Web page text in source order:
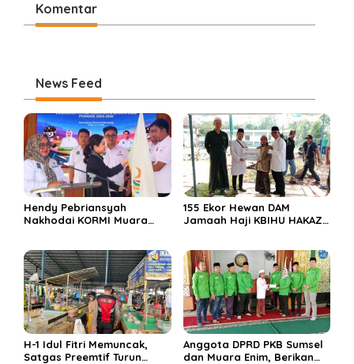
Komentar
News Feed
Hendy Pebriansyah
Nakhodai KORMI Muara
155 Ekor Hewan DAM
Jamaah Haji KBIHU HAKAZA
H-1 Idul Fitri Memuncak,
Satgas Preemtif Turun
Anggota DPRD PKB Sumsel
dan Muara Enim, Berikan